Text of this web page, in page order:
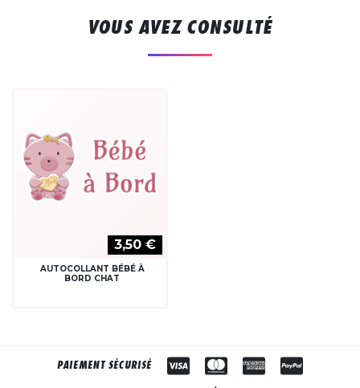
VOUS AVEZ CONSULTÉ
3,50 €
AUTOCOLLANT BÉBÉ À
BORD CHAT
PAIEMENT SÉCURISÉ